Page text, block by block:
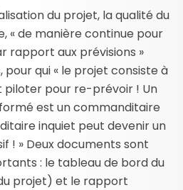
du projet, la qualité du
« de manière continue pour
rapport aux prévisions »
qui « le projet consiste à
piloter pour re-prévoir ! Un
est un commanditaire
inquiet peut devenir un
! » Deux documents sont
: le tableau de bord du
projet) et le rapport